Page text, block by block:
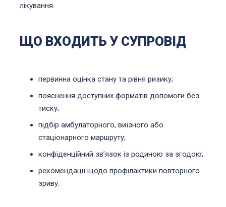
лікування.
ЩО ВХОДИТЬ У СУПРОВІД
первинна оцінка стану та рівня ризику;
пояснення доступних форматів допомоги без
тиску;
підбір амбулаторного, виїзного або
стаціонарного маршруту;
конфіденційний звʼязок із родиною за згодою;
рекомендації щодо профілактики повторного
зриву.